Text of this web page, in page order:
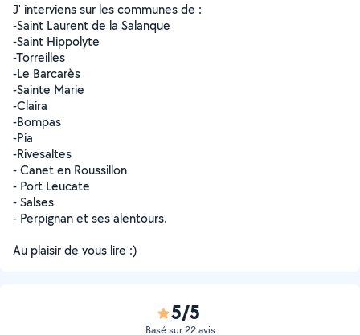
J' interviens sur les communes de :
-Saint Laurent de la Salanque
-Saint Hippolyte
-Torreilles
-Le Barcarès
-Sainte Marie
-Claira
-Bompas
-Pia
-Rivesaltes
- Canet en Roussillon
- Port Leucate
- Salses
- Perpignan et ses alentours.
Au plaisir de vous lire :)
5/5
Basé sur 22 avis